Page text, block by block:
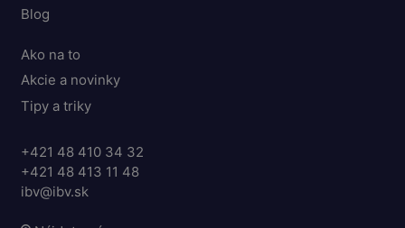
Blog
Ako na to
Akcie a novinky
Tipy a triky
+421 48 410 34 32
+421 48 413 11 48
ibv@ibv.sk